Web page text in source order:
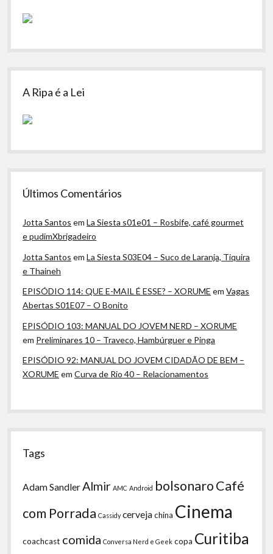
A Ripa é a Lei
Últimos Comentários
Jotta Santos emLa Siesta s01e01 – Rosbife, café gourmet
e pudimXbrigadeiro
Jotta Santos emLa Siesta S03E04 – Suco de Laranja, Tiquira
e Thaineh
EPISÓDIO 114: QUE E-MAIL É ESSE? – XORUME emVagas
Abertas S01E07 – O Bonito
EPISÓDIO 103: MANUAL DO JOVEM NERD – XORUME
em Preliminares 10 – Traveco, Hambúrguer e Pinga
EPISÓDIO 92: MANUAL DO JOVEM CIDADÃO DE BEM –
XORUME emCurva de Rio 40 – Relacionamentos
Tags
Adam Sandler Almir AMC Android bolsonaroCafé
com Porrada Cassidy cervejachina Cinema
coachcast comida Conversa Nerd e Geek copa Curitiba